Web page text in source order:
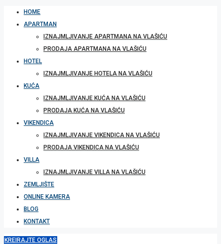
HOME
APARTMAN
IZNAJMLJIVANJE APARTMANA NA VLAŠIĆU
PRODAJA APARTMANA NA VLAŠIĆU
HOTEL
IZNAJMLJIVANJE HOTELA NA VLAŠIĆU
KUĆA
IZNAJMLJIVANJE KUĆA NA VLAŠIĆU
PRODAJA KUĆA NA VLAŠIĆU
VIKENDICA
IZNAJMLJIVANJE VIKENDICA NA VLAŠIĆU
PRODAJA VIKENDICA NA VLAŠIĆU
VILLA
IZNAJMLJIVANJE VILLA NA VLAŠIĆU
ZEMLJIŠTE
ONLINE KAMERA
BLOG
KONTAKT
KREIRAJTE OGLAS